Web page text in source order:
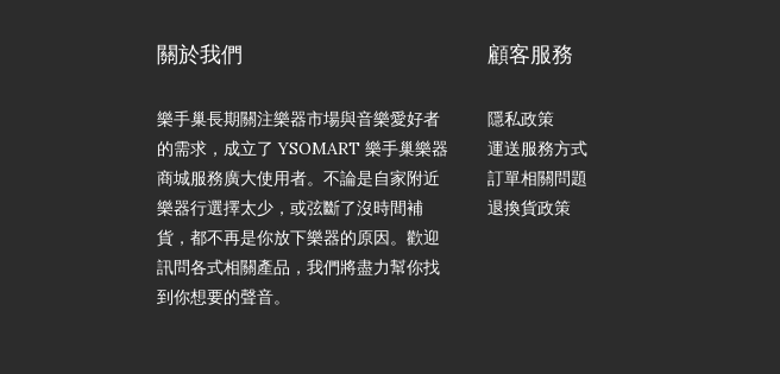
關於我們
樂手巢長期關注樂器市場與音樂愛好者
的需求，成立了 YSOMART 樂手巢樂器
商城服務廣大使用者。不論是自家附近
樂器行選擇太少，或弦斷了沒時間補
貨，都不再是你放下樂器的原因。歡迎
訊問各式相關產品，我們將盡力幫你找
到你想要的聲音。
顧客服務
隱私政策
運送服務方式
訂單相關問題
退換貨政策